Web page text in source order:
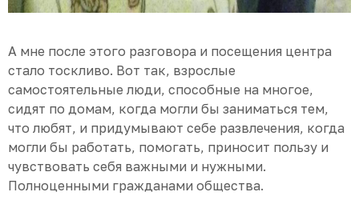
А мне после этого разговора и посещения центра
стало тоскливо. Вот так, взрослые
самостоятельные люди, способные на многое,
сидят по домам, когда могли бы заниматься тем,
что любят, и придумывают себе развлечения, когда
могли бы работать, помогать, приносит пользу и
чувствовать себя важными и нужными.
Полноценными гражданами общества.